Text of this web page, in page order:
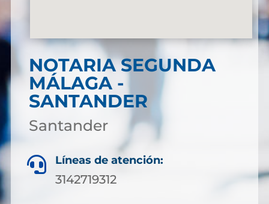
NOTARIA SEGUNDA
MÁLAGA -
SANTANDER
Santander
 Líneas de atención:
3142719312